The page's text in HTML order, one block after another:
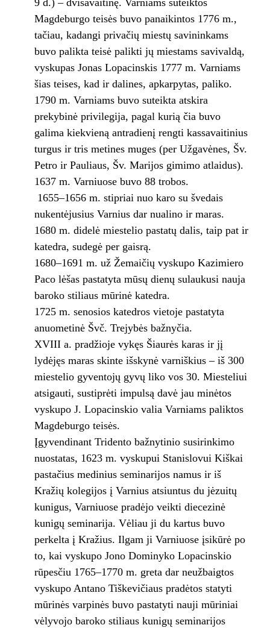
9 d.) – dvisavaitinę. Varniams suteiktos
Magdeburgo teisės buvo panaikintos 1776 m.,
tačiau, kadangi privačių miestų savininkams
buvo palikta teisė palikti jų miestams savivaldą,
vyskupas Jonas Lopacinskis 1777 m. Varniams
šias teises, kad ir dalines, apkarpytas, paliko.
1790 m. Varniams buvo suteikta atskira
prekybinė privilegija, pagal kurią čia buvo
galima kiekvieną antradienį rengti kassavaitinius
turgus ir tris metines muges (per Užgavėnes, Šv.
Petro ir Pauliaus, Šv. Marijos gimimo atlaidus).
1637 m. Varniuose buvo 88 trobos.
1655–1656 m. stipriai nuo karo su švedais
nukentėjusius Varnius dar nualino ir maras.
1680 m. didelė miestelio pastatų dalis, taip pat ir
katedra, sudegė per gaisrą.
1680–1691 m. už Žemaičių vyskupo Kazimiero
Paco lėšas pastatyta mūsų dienų sulaukusi nauja
baroko stiliaus mūrinė katedra.
1725 m. senosios katedros vietoje pastatyta
anuometinė Švč. Trejybės bažnyčia.
XVIII a. pradžioje vykęs Šiaurės karas ir jį
lydėjęs maras skinte išskynė varniškius – iš 300
miestelio gyventojų gyvų liko vos 30. Miesteliui
atsigauti, sustiprėti impulsą davė jau minėtos
vyskupo J. Lopacinskio valia Varniams paliktos
Magdeburgo teisės.
Įgyvendinant Tridento bažnytinio susirinkimo
nuostatas, 1623 m. vyskupui Stanislovui Kiškai
pastačius medinius seminarijos namus ir iš
Kražių kolegijos į Varnius atsiuntus du jėzuitų
kunigus, Varniuose pradėjo veikti diecezinė
kunigų seminarija. Vėliau ji du kartus buvo
perkelta į Kražius. Ilgam ji Varniuose įsikūrė po
to, kai vyskupo Jono Dominyko Lopacinskio
rūpesčiu 1765–1770 m. greta dar neužbaigtos
vyskupo Antano Tiškevičiaus pradėtos statyti
mūrinės varpinės buvo pastatyti nauji mūriniai
vėlyvojo baroko stiliaus kunigų seminarijos